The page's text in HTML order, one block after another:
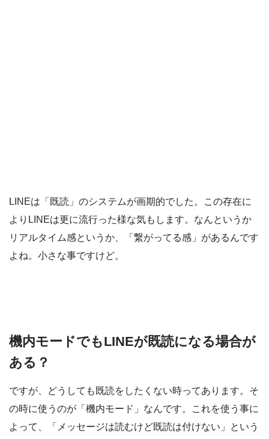
LINEは「既読」のシステムが画期的でした。この存在に
よりLINEは更に流行った様な気もします。なんというか
リアルタイム感というか、「繋がってる感」があるんです
よね。小さな事ですけど。
機内モードでもLINEが既読になる場合が
ある？
ですが、どうしても既読をしたくない時ってあります。そ
の時に使うのが「機内モード」なんです。これを使う事に
よって、「メッセージは読むけど既読は付けない」という